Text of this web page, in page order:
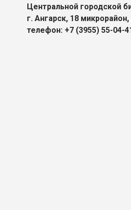
Центральной городской
г. Ангарск, 18
телефон: +7 (3955) 55-04-